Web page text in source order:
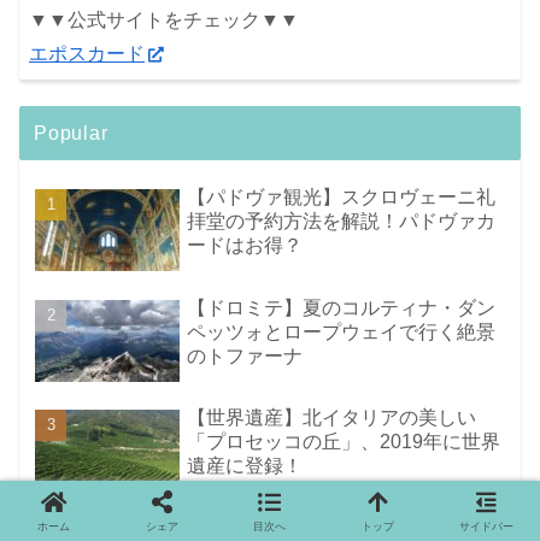
▼▼公式サイトをチェック▼▼
エポスカード
Popular
【パドヴァ観光】スクロヴェーニ礼
拝堂の予約方法を解説！パドヴァカ
ードはお得？
【ドロミテ】夏のコルティナ・ダン
ペッツォとロープウェイで行く絶景
のトファーナ
【世界遺産】北イタリアの美しい
「プロセッコの丘」、2019年に世界
遺産に登録！
【ヴェローナ】世界遺産の街ヴェロ
ホーム シェア 目次へ トップ サイドバー